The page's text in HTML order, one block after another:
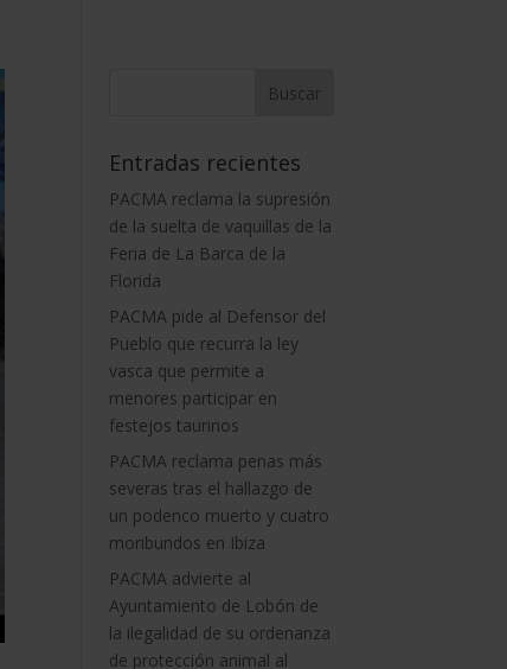
Entradas recientes
PACMA reclama la supresión
de la suelta de vaquillas de la
Feria de La Barca de la
Florida
PACMA pide al Defensor del
Pueblo que recurra la ley
vasca que permite a
menores participar en
festejos taurinos
PACMA reclama penas más
severas tras el hallazgo de
un podenco muerto y cuatro
moribundos en Ibiza
PACMA advierte al
Ayuntamiento de Lobón de
la ilegalidad de su ordenanza
de protección animal al